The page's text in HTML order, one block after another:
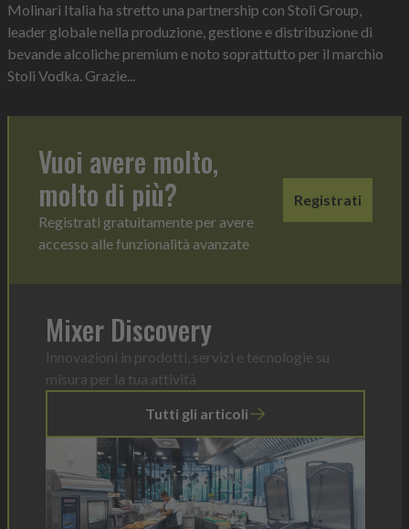
Molinari Italia ha stretto una partnership con Stoli Group,
leader globale nella produzione, gestione e distribuzione di
bevande alcoliche premium e noto soprattutto per il marchio
Stoli Vodka. Grazie...
Vuoi avere molto,
molto di più?
Registrati gratuitamente per avere
accesso alle funzionalità avanzate
Registrati
Mixer Discovery
Innovazioni in prodotti, servizi e tecnologie su
misura per la tua attività
Tutti gli articoli